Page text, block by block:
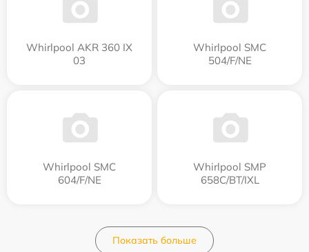
Whirlpool AKR 360 IX
03
Whirlpool SMC
504/F/NE
Whirlpool SMC
604/F/NE
Whirlpool SMP
658C/BT/IXL
Показать больше